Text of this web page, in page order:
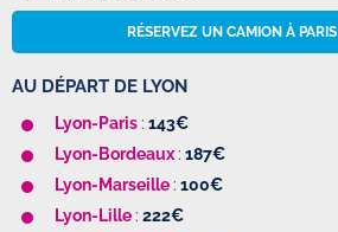
RÉSERVEZ UN CAMION À PARIS
AU DÉPART DE LYON
Lyon-Paris : 143€
Lyon-Bordeaux : 187€
Lyon-Marseille : 100€
Lyon-Lille : 222€